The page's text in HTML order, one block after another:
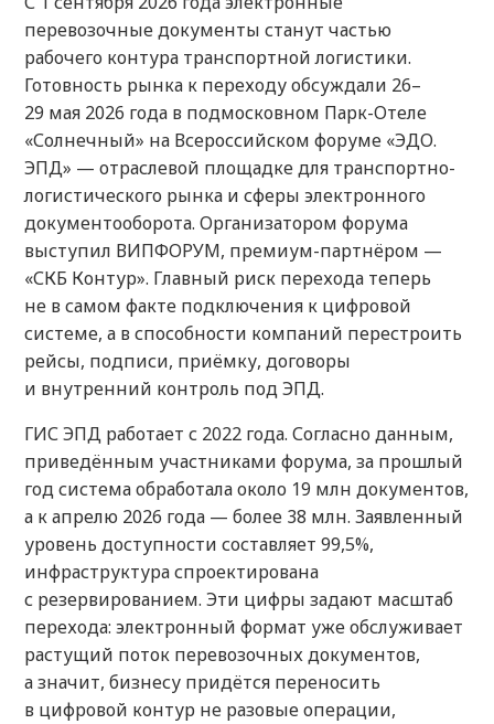
перевозочные документы станут частью
рабочего контура транспортной логистики.
Готовность рынка к переходу обсуждали 26–
29 мая 2026 года в подмосковном Парк-Отеле
«Солнечный» на Всероссийском форуме «ЭДО.
ЭПД» — отраслевой площадке для транспортно-
логистического рынка и сферы электронного
документооборота. Организатором форума
выступил ВИПФОРУМ, премиум-партнёром —
«СКБ Контур». Главный риск перехода теперь
не в самом факте подключения к цифровой
системе, а в способности компаний перестроить
рейсы, подписи, приёмку, договоры
и внутренний контроль под ЭПД.
ГИС ЭПД работает с 2022 года. Согласно данным,
приведённым участниками форума, за прошлый
год система обработала около 19 млн документов,
а к апрелю 2026 года — более 38 млн. Заявленный
уровень доступности составляет 99,5%,
инфраструктура спроектирована
с резервированием. Эти цифры задают масштаб
перехода: электронный формат уже обслуживает
растущий поток перевозочных документов,
а значит, бизнесу придётся переносить
в цифровой контур не разовые операции,